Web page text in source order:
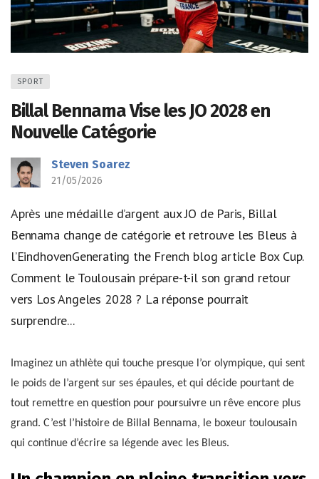
SPORT
Billal Bennama Vise les JO 2028 en
Nouvelle Catégorie
Steven Soarez
21/05/2026
Après une médaille d’argent aux JO de Paris, Billal
Bennama change de catégorie et retrouve les Bleus à
l’EindhovenGenerating the French blog article Box Cup.
Comment le Toulousain prépare-t-il son grand retour
vers Los Angeles 2028 ? La réponse pourrait
surprendre...
Imaginez un athlète qui touche presque l’or olympique, qui sent
le poids de l’argent sur ses épaules, et qui décide pourtant de
tout remettre en question pour poursuivre un rêve encore plus
grand. C’est l’histoire de Billal Bennama, le boxeur toulousain
qui continue d’écrire sa légende avec les Bleus.